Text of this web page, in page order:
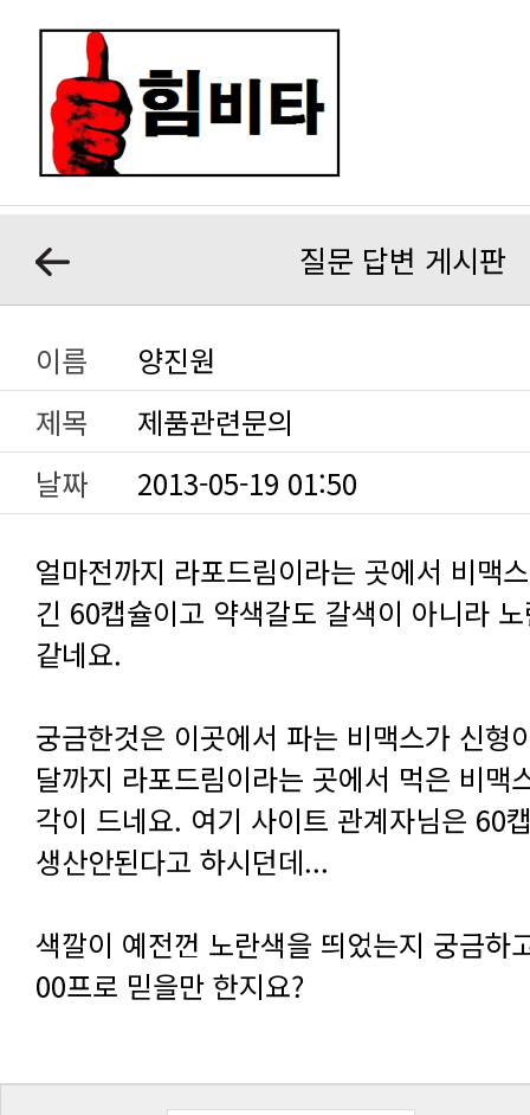
질문 답변 게시판
이름
양진원
제목
제품관련문의
날짜
2013-05-19 01:50
같네요.
생산안된다고 하시던데...
00프로 믿을만 한지요?